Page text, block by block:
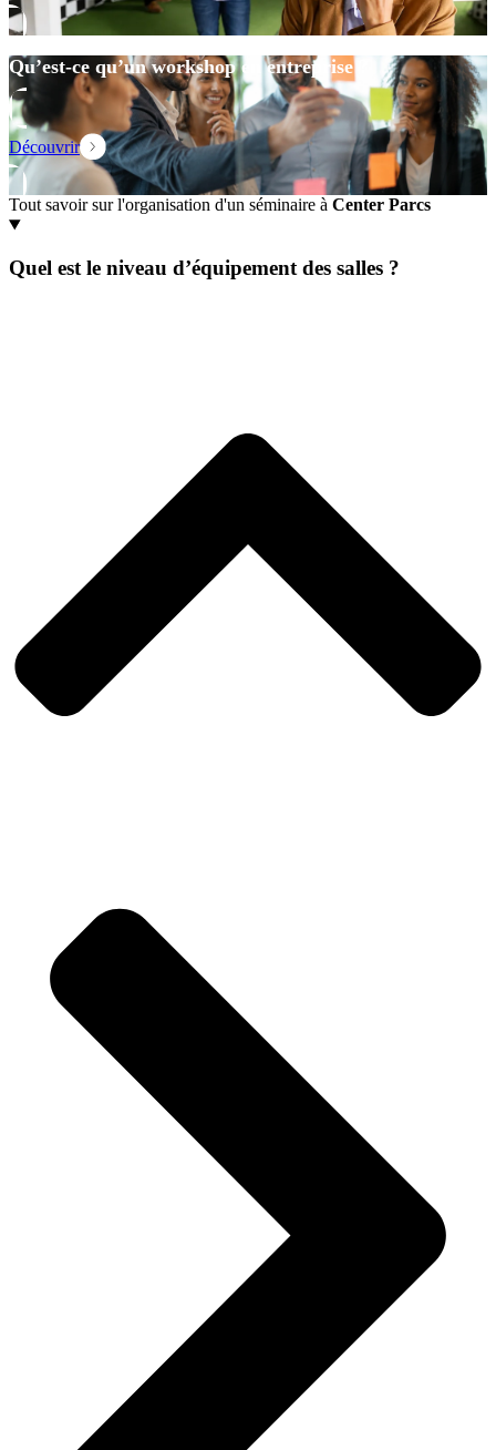
Qu’est-ce qu’un workshop en entreprise ?
Découvrir
Tout savoir sur l'organisation d'un séminaire à Center Parcs
Quel est le niveau d’équipement des salles ?